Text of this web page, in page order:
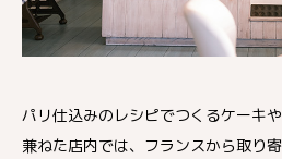
パリ仕込みのレシピでつくるケーキ
兼ねた店内では、フランスから取り